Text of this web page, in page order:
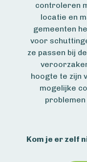
controleren
locatie en
gemeenten
voor
ze passen bij
hoogte te zijn
mogelijke
Kom je er zelf